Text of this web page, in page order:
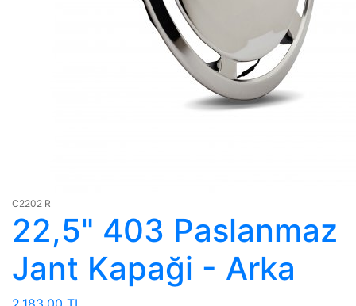
C2202 R
22,5" 403 Paslanmaz
Jant Kapaği - Arka